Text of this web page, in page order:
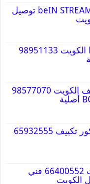
جهاز بي ان ستريم beIN STREAM توصيل
مكتب استخراج فيزا الكويت 98951133
شركة سماعات سقف الكويت 98577070
قص خرسانه وفتح كور تكييف 65932555
تظليل سيارة الكويت 66400552 فني
الكويت